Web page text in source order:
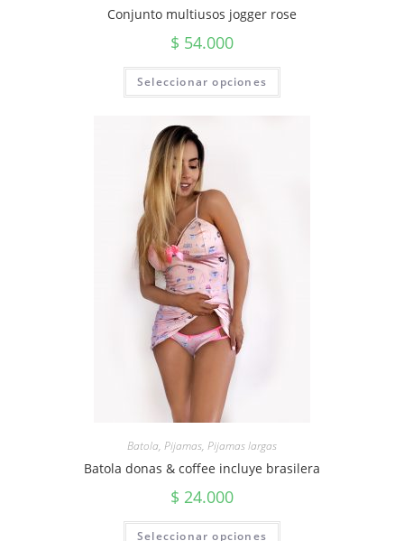
Conjunto multiusos jogger rose
$ 54.000
Seleccionar opciones
Batola, Pijamas, Pijamas largas
Batola donas & coffee incluye brasilera
$ 24.000
Seleccionar opciones